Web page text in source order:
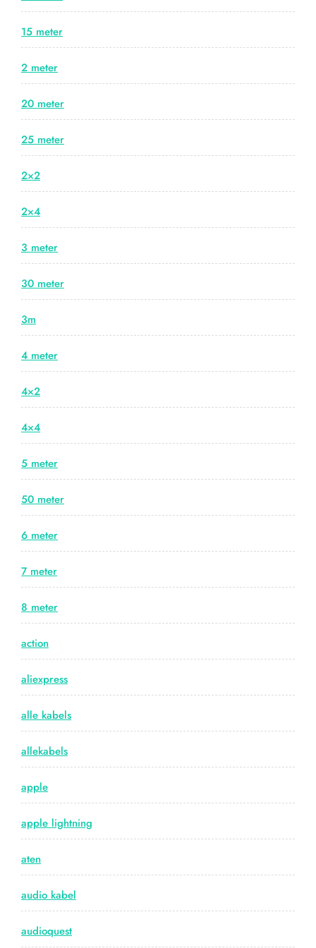
15 meter
2 meter
20 meter
25 meter
2×2
2×4
3 meter
30 meter
3m
4 meter
4×2
4×4
5 meter
50 meter
6 meter
7 meter
8 meter
action
aliexpress
alle kabels
allekabels
apple
apple lightning
aten
audio kabel
audioquest